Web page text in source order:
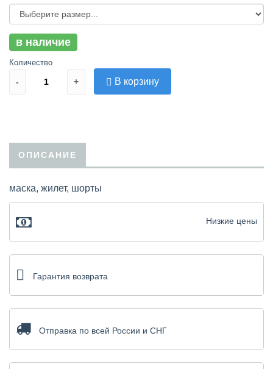
в наличие
Количество
- + В корзину
ОПИСАНИЕ
маска, жилет, шорты
Низкие цены
Гарантия возврата
Отправка по всей России и СНГ